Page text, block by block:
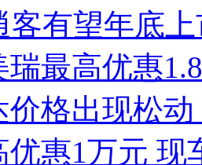
客有望年底
瑞最高优惠
价格出现松
优惠1万元 现